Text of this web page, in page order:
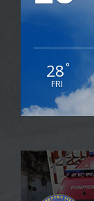
28°
FRI